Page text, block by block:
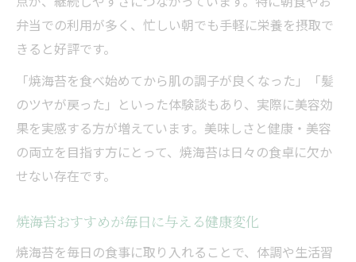
弁当での利用が多く、忙しい朝でも手軽に栄養を摂取で
きると好評です。
「焼海苔を食べ始めてから肌の調子が良くなった」「髪
のツヤが戻った」といった体験談もあり、実際に美容効
果を実感する方が増えています。美味しさと健康・美容
の両立を目指す方にとって、焼海苔は日々の食卓に欠か
せない存在です。
焼海苔おすすめが毎日に与える健康変化
焼海苔を毎日の食事に取り入れることで、体調や生活習